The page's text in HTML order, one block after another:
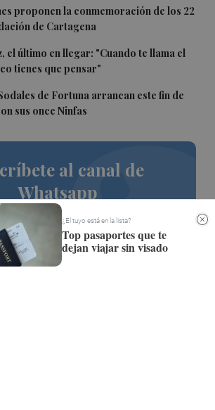
proponen la conmemoración de los 22
de Cartagena
el último en llegar: "Cuando te llama el
tienes que pensar"
de Fortuna arrancan este fin de
sus once Ninfas
al canal de
Whatsapp
al día de las últimas noticias
¡Quiero suscribirme!
¿El tuyo está en la lista?
Top pasaportes que te
dejan viajar sin visado